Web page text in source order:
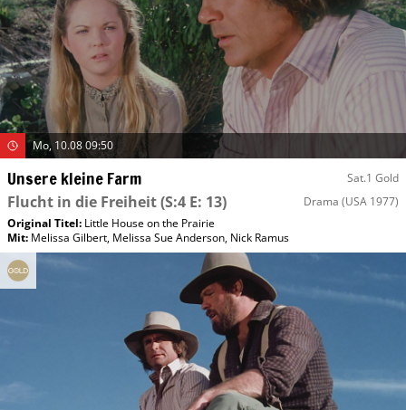
Mo, 10.08 09:50
Unsere kleine Farm Sat.1 Gold
Flucht in die Freiheit(S:4 E: 13) Drama (USA 1977)
Original Titel: Little House on the Prairie
Mit: Melissa Gilbert, Melissa Sue Anderson, Nick Ramus